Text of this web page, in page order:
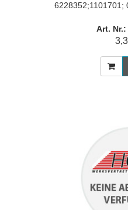
6228352;1101701;
Art. Nr.: